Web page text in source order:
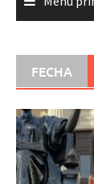
FECHA